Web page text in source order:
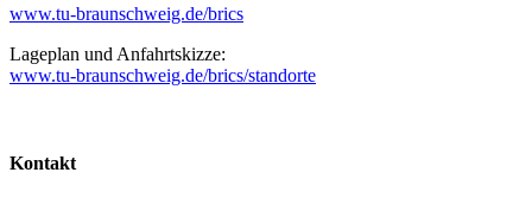
www.tu-braunschweig.de/brics
Lageplan und Anfahrtskizze:
www.tu-braunschweig.de/brics/standorte
Kontakt